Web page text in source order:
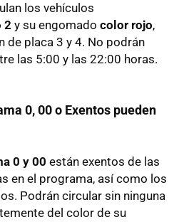
los vehículos
2 y su engomado color rojo,
de placa 3 y 4. No podrán
las 5:00 y las 22:00 horas.
0, 00 o Exentos pueden
0 y 00 están exentos de las
en el programa, así como los
Podrán circular sin ninguna
del color de su